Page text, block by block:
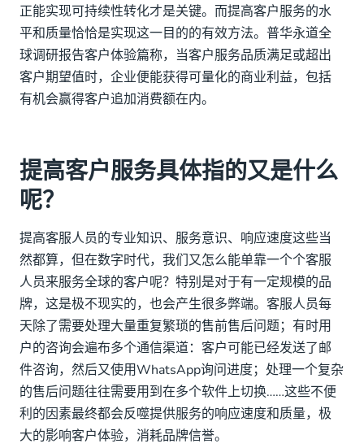
正能实现可持续性转化才是关键。而提高客户服务的水
平和质量恰恰是实现这一目的的有效方法。普华永道全
球调研报告客户体验篇称，当客户服务品质满足或超出
客户期望值时，企业便能获得可量化的商业利益，包括
有机会赢得客户追加消费额在内。
提高客户服务具体指的又是什么
呢？
提高客服人员的专业知识、服务意识、响应速度这些当
然都算，但在数字时代，我们又怎么能单靠一个个客服
人员来服务全球的客户呢？特别是对于有一定规模的品
牌，这是极不现实的，也会产生很多弊端。客服人员每
天除了需要处理大量重复繁琐的售前售后问题；有时用
户的咨询会遍布多个通信渠道：客户可能已经发送了邮
件咨询，然后又使用WhatsApp询问进度；处理一个复杂
的售后问题往往需要用到在多个软件上切换……这些不便
利的因素最终都会反噬提供服务的响应速度和质量，极
大的影响客户体验，消耗品牌信誉。